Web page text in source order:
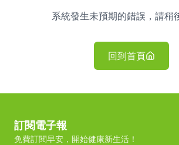
系統發生未預期的錯誤，請稍
回到首頁
訂閱電子報
免費訂閱早安，開始健康新生活！